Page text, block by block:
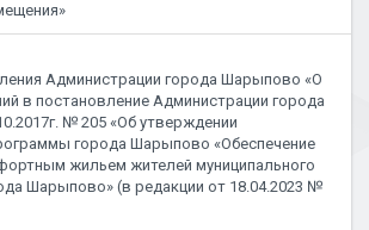
Администрации города Шарыпово «О
в постановление Администрации города
№ 205 «Об утверждении
города Шарыпово «Обеспечение
жильем жителей муниципального
Шарыпово» (в редакции от 18.04.2023 №